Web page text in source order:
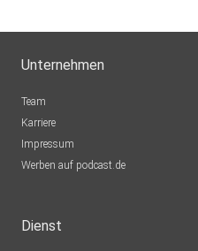
Unternehmen
Team
Karriere
Impressum
Werben auf podcast.de
Dienst